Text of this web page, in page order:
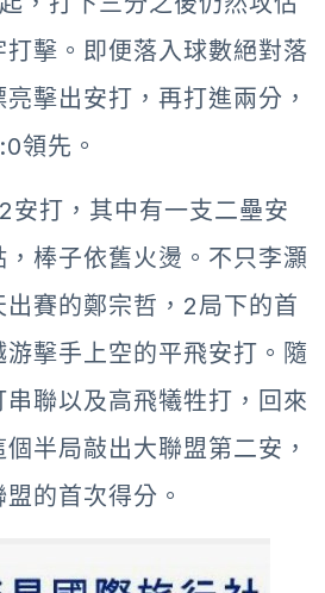
擊。即便落入球數絕對落
擊出安打，再打進兩分，
領先。
安打，其中有一支二壘安
棒子依舊火燙。不只李灝
賽的鄭宗哲，2局下的首
擊手上空的平飛安打。隨
聯以及高飛犧牲打，回來
半局敲出大聯盟第二安，
的首次得分。